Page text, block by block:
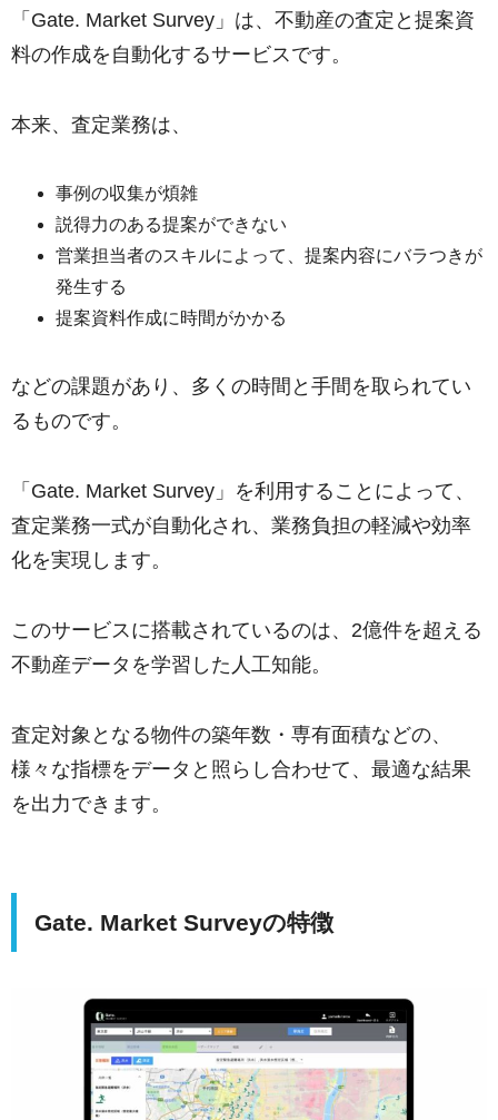
「Gate. Market Survey」は、不動産の査定と提案資
料の作成を自動化するサービスです。
本来、査定業務は、
事例の収集が煩雑
説得力のある提案ができない
営業担当者のスキルによって、提案内容にバラつきが
発生する
提案資料作成に時間がかかる
などの課題があり、多くの時間と手間を取られてい
るものです。
「Gate. Market Survey」を利用することによって、
査定業務一式が自動化され、業務負担の軽減や効率
化を実現します。
このサービスに搭載されているのは、2億件を超える
不動産データを学習した人工知能。
査定対象となる物件の築年数・専有面積などの、
様々な指標をデータと照らし合わせて、最適な結果
を出力できます。
Gate. Market Surveyの特徴